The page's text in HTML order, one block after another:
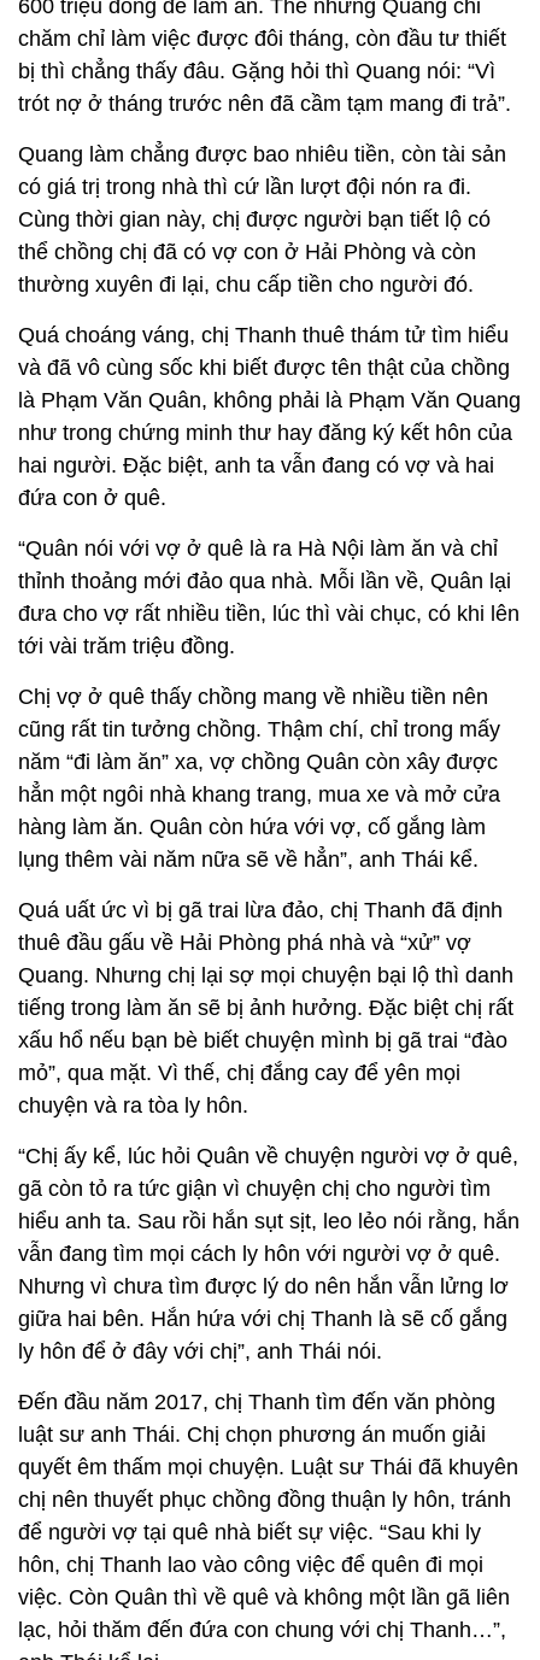
600 triệu đồng để làm ăn. Thế nhưng Quang chỉ
chăm chỉ làm việc được đôi tháng, còn đầu tư thiết
bị thì chẳng thấy đâu. Gặng hỏi thì Quang nói: “Vì
trót nợ ở tháng trước nên đã cầm tạm mang đi trả”.
Quang làm chẳng được bao nhiêu tiền, còn tài sản
có giá trị trong nhà thì cứ lần lượt đội nón ra đi.
Cùng thời gian này, chị được người bạn tiết lộ có
thể chồng chị đã có vợ con ở Hải Phòng và còn
thường xuyên đi lại, chu cấp tiền cho người đó.
Quá choáng váng, chị Thanh thuê thám tử tìm hiểu
và đã vô cùng sốc khi biết được tên thật của chồng
là Phạm Văn Quân, không phải là Phạm Văn Quang
như trong chứng minh thư hay đăng ký kết hôn của
hai người. Đặc biệt, anh ta vẫn đang có vợ và hai
đứa con ở quê.
“Quân nói với vợ ở quê là ra Hà Nội làm ăn và chỉ
thỉnh thoảng mới đảo qua nhà. Mỗi lần về, Quân lại
đưa cho vợ rất nhiều tiền, lúc thì vài chục, có khi lên
tới vài trăm triệu đồng.
Chị vợ ở quê thấy chồng mang về nhiều tiền nên
cũng rất tin tưởng chồng. Thậm chí, chỉ trong mấy
năm “đi làm ăn” xa, vợ chồng Quân còn xây được
hẳn một ngôi nhà khang trang, mua xe và mở cửa
hàng làm ăn. Quân còn hứa với vợ, cố gắng làm
lụng thêm vài năm nữa sẽ về hẳn”, anh Thái kể.
Quá uất ức vì bị gã trai lừa đảo, chị Thanh đã định
thuê đầu gấu về Hải Phòng phá nhà và “xử” vợ
Quang. Nhưng chị lại sợ mọi chuyện bại lộ thì danh
tiếng trong làm ăn sẽ bị ảnh hưởng. Đặc biệt chị rất
xấu hổ nếu bạn bè biết chuyện mình bị gã trai “đào
mỏ”, qua mặt. Vì thế, chị đắng cay để yên mọi
chuyện và ra tòa ly hôn.
“Chị ấy kể, lúc hỏi Quân về chuyện người vợ ở quê,
gã còn tỏ ra tức giận vì chuyện chị cho người tìm
hiểu anh ta. Sau rồi hắn sụt sịt, leo lẻo nói rằng, hắn
vẫn đang tìm mọi cách ly hôn với người vợ ở quê.
Nhưng vì chưa tìm được lý do nên hắn vẫn lửng lơ
giữa hai bên. Hắn hứa với chị Thanh là sẽ cố gắng
ly hôn để ở đây với chị”, anh Thái nói.
Đến đầu năm 2017, chị Thanh tìm đến văn phòng
luật sư anh Thái. Chị chọn phương án muốn giải
quyết êm thấm mọi chuyện. Luật sư Thái đã khuyên
chị nên thuyết phục chồng đồng thuận ly hôn, tránh
để người vợ tại quê nhà biết sự việc. “Sau khi ly
hôn, chị Thanh lao vào công việc để quên đi mọi
việc. Còn Quân thì về quê và không một lần gã liên
lạc, hỏi thăm đến đứa con chung với chị Thanh…”,